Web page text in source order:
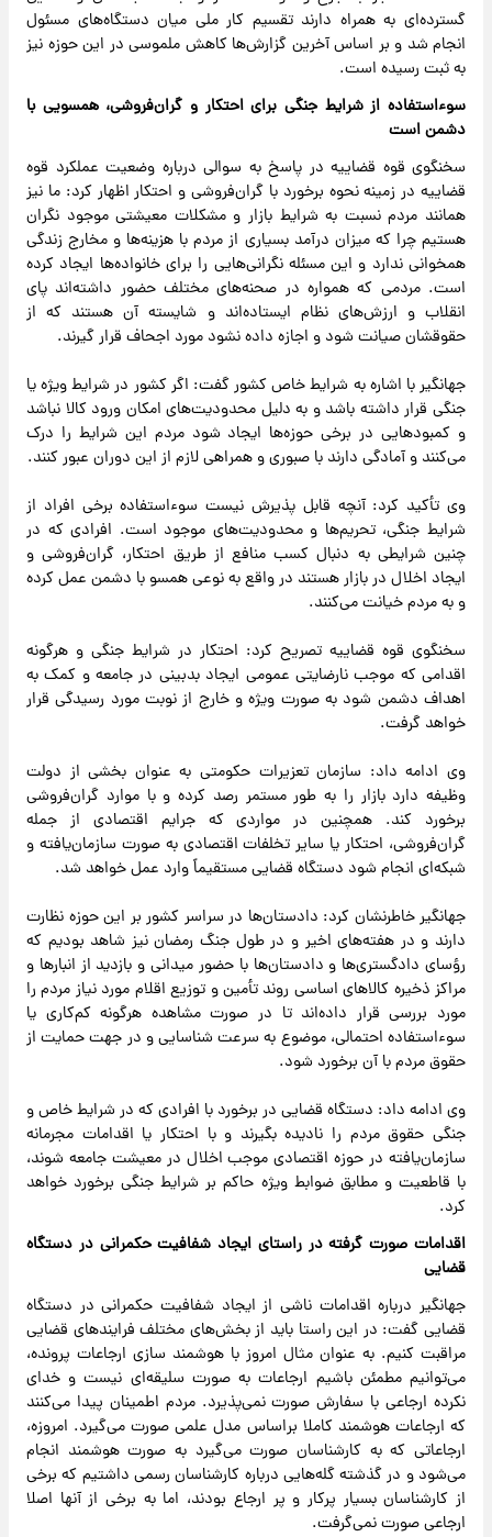
گسترده‌ای به همراه دارند تقسیم کار ملی میان دستگاه‌های مسئول
انجام شد و بر اساس آخرین گزارش‌ها کاهش ملموسی در این حوزه نیز
به ثبت رسیده است.
سوءاستفاده از شرایط جنگی برای احتکار و گران‌فروشی، همسویی با
دشمن است
سخنگوی قوه قضاییه در پاسخ به سوالی درباره وضعیت عملکرد قوه
قضاییه در زمینه نحوه برخورد با گران‌فروشی و احتکار اظهار کرد: ما نیز
همانند مردم نسبت به شرایط بازار و مشکلات معیشتی موجود نگران
هستیم چرا که میزان درآمد بسیاری از مردم با هزینه‌ها و مخارج زندگی
همخوانی ندارد و این مسئله نگرانی‌هایی را برای خانواده‌ها ایجاد کرده
است. مردمی که همواره در صحنه‌های مختلف حضور داشته‌اند پای
انقلاب و ارزش‌های نظام ایستاده‌اند و شایسته آن هستند که از
حقوقشان صیانت شود و اجازه داده نشود مورد اجحاف قرار گیرند.
جهانگیر با اشاره به شرایط خاص کشور گفت: اگر کشور در شرایط ویژه یا
جنگی قرار داشته باشد و به دلیل محدودیت‌های امکان ورود کالا نباشد
و کمبودهایی در برخی حوزه‌ها ایجاد شود مردم این شرایط را درک
می‌کنند و آمادگی دارند با صبوری و همراهی لازم از این دوران عبور کنند.
وی تأکید کرد: آنچه قابل پذیرش نیست سوءاستفاده برخی افراد از
شرایط جنگی، تحریم‌ها و محدودیت‌های موجود است. افرادی که در
چنین شرایطی به دنبال کسب منافع از طریق احتکار، گران‌فروشی و
ایجاد اخلال در بازار هستند در واقع به نوعی همسو با دشمن عمل کرده
و به مردم خیانت می‌کنند.
سخنگوی قوه قضاییه تصریح کرد: احتکار در شرایط جنگی و هرگونه
اقدامی که موجب نارضایتی عمومی ایجاد بدبینی در جامعه و کمک به
اهداف دشمن شود به صورت ویژه و خارج از نوبت مورد رسیدگی قرار
خواهد گرفت.
وی ادامه داد: سازمان تعزیرات حکومتی به عنوان بخشی از دولت
وظیفه دارد بازار را به طور مستمر رصد کرده و با موارد گران‌فروشی
برخورد کند. همچنین در مواردی که جرایم اقتصادی از جمله
گران‌فروشی، احتکار یا سایر تخلفات اقتصادی به صورت سازمان‌یافته و
شبکه‌ای انجام شود دستگاه قضایی مستقیماً وارد عمل خواهد شد.
جهانگیر خاطرنشان کرد: دادستان‌ها در سراسر کشور بر این حوزه نظارت
دارند و در هفته‌های اخیر و در طول جنگ رمضان نیز شاهد بودیم که
رؤسای دادگستری‌ها و دادستان‌ها با حضور میدانی و بازدید از انبارها و
مراکز ذخیره کالاهای اساسی روند تأمین و توزیع اقلام مورد نیاز مردم را
مورد بررسی قرار داده‌اند تا در صورت مشاهده هرگونه کم‌کاری یا
سوءاستفاده احتمالی، موضوع به سرعت شناسایی و در جهت حمایت از
حقوق مردم با آن برخورد شود.
وی ادامه داد: دستگاه قضایی در برخورد با افرادی که در شرایط خاص و
جنگی حقوق مردم را نادیده بگیرند و با احتکار یا اقدامات مجرمانه
سازمان‌یافته در حوزه اقتصادی موجب اخلال در معیشت جامعه شوند،
با قاطعیت و مطابق ضوابط ویژه حاکم بر شرایط جنگی برخورد خواهد
کرد.
اقدامات صورت گرفته در راستای ایجاد شفافیت حکمرانی در دستگاه
قضایی
جهانگیر درباره اقدامات ناشی از ایجاد شفافیت حکمرانی در دستگاه
قضایی گفت: در این راستا باید از بخش‌های مختلف فرایندهای قضایی
مراقبت کنیم. به عنوان مثال امروز با هوشمند سازی ارجاعات پرونده،
می‌توانیم مطمئن باشیم ارجاعات به صورت سلیقه‌ای نیست و خدای
نکرده ارجاعی با سفارش صورت نمی‌پذیرد. مردم اطمینان پیدا می‌کنند
که ارجاعات هوشمند کاملا براساس مدل علمی صورت می‌گیرد. امروزه،
ارجاعاتی که به کارشناسان صورت می‌گیرد به صورت هوشمند انجام
می‌شود و در گذشته گله‌هایی درباره کارشناسان رسمی داشتیم که برخی
از کارشناسان بسیار پرکار و پر ارجاع بودند، اما به برخی از آنها اصلا
ارجاعی صورت نمی‌گرفت.